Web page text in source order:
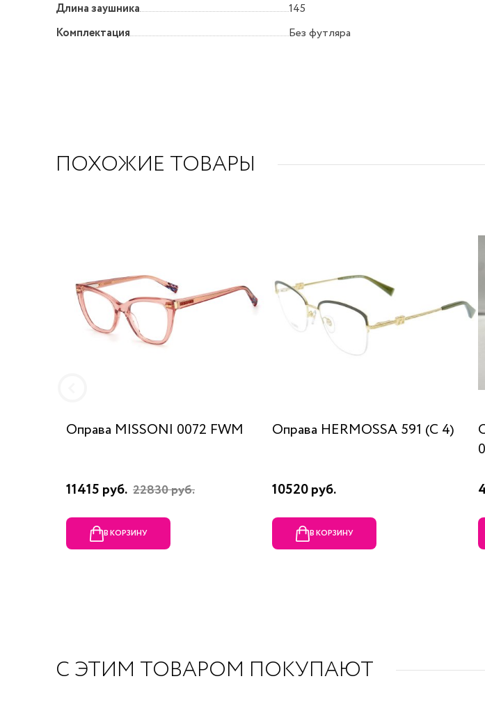
Длина заушника
145
Комплектация
Без футляра
ПОХОЖИЕ ТОВАРЫ
Оправа MISSONI 0072 FWM
11415 руб. 22830 руб.
В КОРЗИНУ
Оправа HERMOSSA 591 (C 4)
10520 руб.
В КОРЗИНУ
С ЭТИМ ТОВАРОМ ПОКУПАЮТ